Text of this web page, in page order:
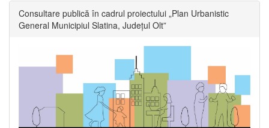
Consultare publică în cadrul proiectului „Plan Urbanistic
General Municipiul Slatina, Județul Olt”